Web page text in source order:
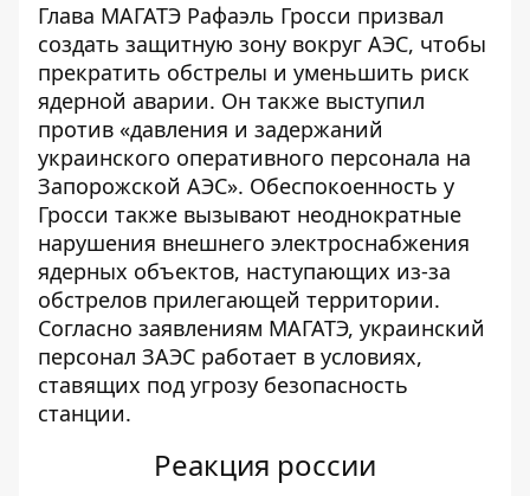
Глава МАГАТЭ Рафаэль Гросси призвал
создать защитную зону вокруг АЭС, чтобы
прекратить обстрелы и уменьшить риск
ядерной аварии. Он также выступил
против «давления и задержаний
украинского оперативного персонала на
Запорожской АЭС». Обеспокоенность у
Гросси также вызывают неоднократные
нарушения внешнего электроснабжения
ядерных объектов, наступающих из-за
обстрелов прилегающей территории.
Согласно заявлениям МАГАТЭ, украинский
персонал ЗАЭС работает в условиях,
ставящих под угрозу безопасность
станции.
Реакция россии